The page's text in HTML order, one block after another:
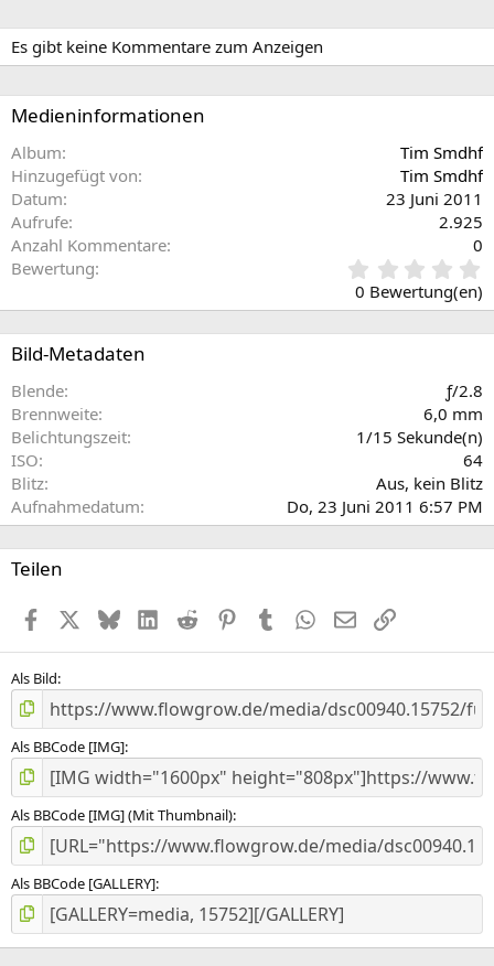
g
e
Es gibt keine Kommentare zum Anzeigen
Medieninformationen
Album
Tim Smdhf
Hinzugefügt von
Tim Smdhf
Datum
23 Juni 2011
Aufrufe
2.925
Anzahl Kommentare
0
Bewertung
0
e
)
0 Bewertung(en)
Bild-Metadaten
Blende
ƒ/2.8
Brennweite
6,0 mm
Belichtungszeit
1/15 Sekunde(n)
ISO
64
Blitz
Aus, kein Blitz
Aufnahmedatum
Do, 23 Juni 2011 6:57 PM
Teilen
FacebookX (Twitter)
BlueskyLinkedInReddit PinterestTumblr WhatsApp
E-MailLink
Als Bild
Als BBCode [IMG]
Als BBCode [IMG] (Mit Thumbnail)
Als BBCode [GALLERY]